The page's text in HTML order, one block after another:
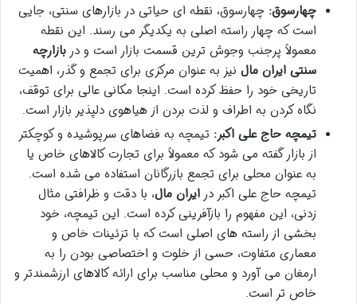
چهارسوق: چهارسوق، نقطه ای حیاتی در بازارهای سنتی، جایی
است که چهار راسته اصلی به یکدیگر می رسند. این نقطه
معمولاً پرجنب وجوش ترین قسمت بازار است و در بازارچه
سنتی ایران مال نیز به عنوان مرکزی برای تجمع و گذر، اهمیت
تاریخی خود را حفظ کرده است. اینجا مکانی عالی برای توقف،
نگاه کردن به اطراف و لذت بردن از هیاهوی دلپذیر بازار است.
تیمچه حاج علی اکبر: تیمچه به فضاهای سرپوشیده و کوچکتر
از بازار گفته می شود که معمولاً برای تجارت کالاهای خاص یا
به عنوان محلی برای تجمع بازرگانان استفاده می شده است.
تیمچه حاج علی اکبر در ایران مال، با دقت و ظرافتی مثال
زدنی، این مفهوم را بازآفرینی کرده است. این تیمچه، خود
بخشی از راسته های اصلی است که با تزئینات خاص و
معماری متفاوت، حسی از خلوت و اختصاصی بودن را به
ارمغان می آورد و محلی مناسب برای ارائه کالاهای ارزشمندتر و
خاص تر است.